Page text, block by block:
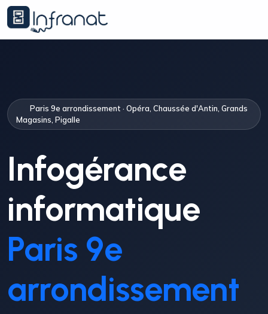
Paris 9e arrondissement · Opéra, Chaussée d'Antin, Grands
Magasins, Pigalle
Infogérance
informatique
Paris 9e
arrondissement